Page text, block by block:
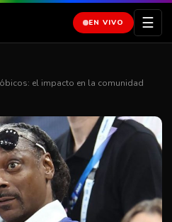
EN VIVO ☰
el impacto en la comunidad